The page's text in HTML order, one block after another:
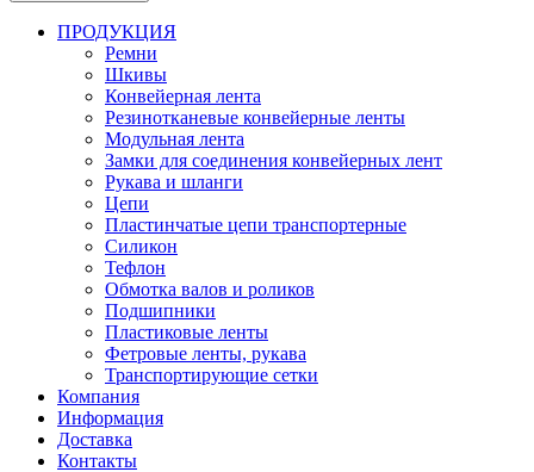
ПРОДУКЦИЯ
Ремни
Шкивы
Конвейерная лента
Резинотканевые конвейерные ленты
Модульная лента
Замки для соединения конвейерных лент
Рукава и шланги
Цепи
Пластинчатые цепи транспортерные
Силикон
Тефлон
Обмотка валов и роликов
Подшипники
Пластиковые ленты
Фетровые ленты, рукава
Транспортирующие сетки
Компания
Информация
Доставка
Контакты